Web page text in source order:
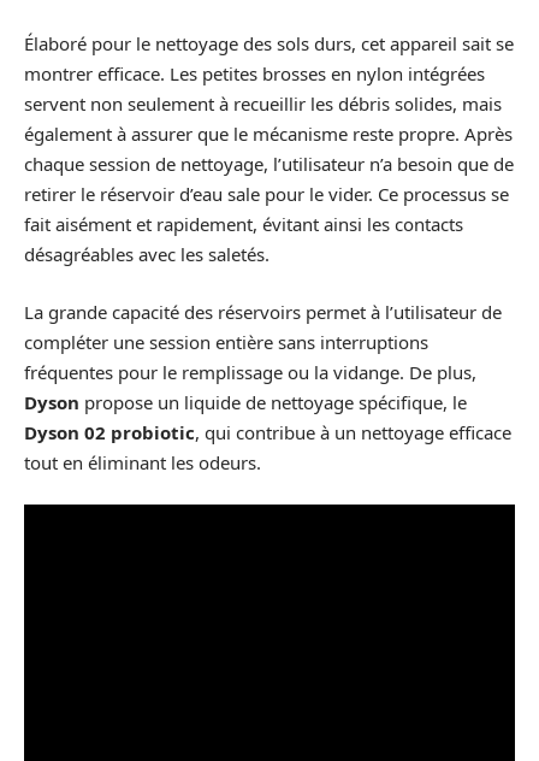
Élaboré pour le nettoyage des sols durs, cet appareil sait se
montrer efficace. Les petites brosses en nylon intégrées
servent non seulement à recueillir les débris solides, mais
également à assurer que le mécanisme reste propre. Après
chaque session de nettoyage, l’utilisateur n’a besoin que de
retirer le réservoir d’eau sale pour le vider. Ce processus se
fait aisément et rapidement, évitant ainsi les contacts
désagréables avec les saletés.
La grande capacité des réservoirs permet à l’utilisateur de
compléter une session entière sans interruptions
fréquentes pour le remplissage ou la vidange. De plus,
Dyson propose un liquide de nettoyage spécifique, le
Dyson 02 probiotic, qui contribue à un nettoyage efficace
tout en éliminant les odeurs.